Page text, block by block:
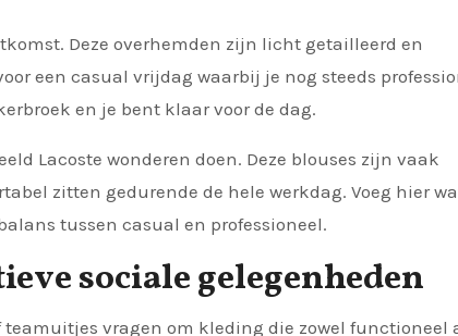
Deze overhemden zijn licht getailleerd en
een casual vrijdag waarbij je nog steeds
en je bent klaar voor de dag.
Lacoste wonderen doen. Deze blouses zijn vaak
zitten gedurende de hele werkdag. Voeg hier
tussen casual en professioneel.
sociale gelegenheden
vragen om kleding die zowel functioneel